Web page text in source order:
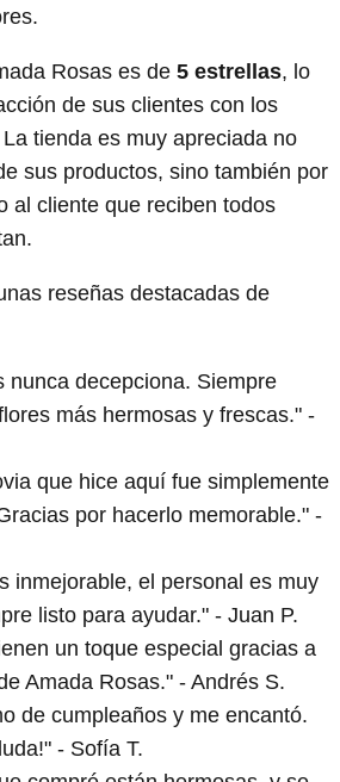
Rosas es de 5 estrellas, lo
de sus clientes con los
tienda es muy apreciada no
sus productos, sino también por
al cliente que reciben todos
reseñas destacadas de
nunca decepciona. Siempre
más hermosas y frescas." -
que hice aquí fue simplemente
por hacerlo memorable." -
inmejorable, el personal es muy
listo para ayudar." - Juan P.
un toque especial gracias a
Amada Rosas." - Andrés S.
de cumpleaños y me encantó.
- Sofía T.